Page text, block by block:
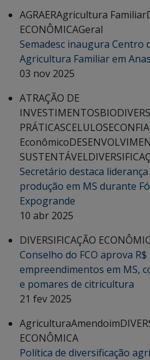
AGRAERAgricultura Familiar
ECONÔMICAGeral
Semadesc inaugura Centro
Agricultura Familiar em
03 nov 2025
ATRAÇÃO DE
INVESTIMENTOS
PRÁTICASCELULOSE
Econômico
SUSTENTÁVEL
Secretário destaca
produção em MS durante
Expogrande
10 abr 2025
DIVERSIFICAÇÃO
Conselho do FCO aprova
empreendimentos em MS,
e pomares de citricultura
21 fev 2025
AgriculturaAmendoim
ECONÔMICA
Política de diversificação